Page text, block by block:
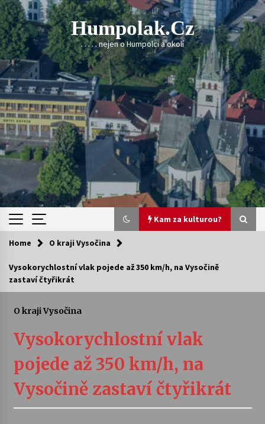
Skip
to
content
Humpolak.cz
. . . . . nejen o Humpolci a okolí
Kam za kulturou?
Kam za kulturou?
Vernisáž výstavy Josefíny Duškové: Stávám se
kapkou
30. 7. 2026
Veselí muzikanti
30. 7. 2026
Home O kraji Vysočina
Vysokorychlostní vlak pojede až 350 km/h, na Vysočině
zastaví čtyřikrát
O kraji Vysočina
Vysokorychlostní vlak
pojede až 350 km/h, na
Vysočině zastaví čtyřikrát